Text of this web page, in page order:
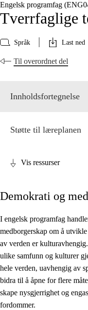
Engelsk programfag
Tverrfaglige
Språk Last ned
Til overordnet del
Innholdsfortegnelse
Kjerneelementer
Tverrfaglige temaer
Grunnleggende
Støtte til læreplanen
Vis ressurser
Demokrati og
I engelsk programfag
medborgerskap om å
av verden er
ulike samfunn og kulturer
hele verden, uavhengig av
bidra til å åpne for flere
skape nysgjerrighet og
fordommer.